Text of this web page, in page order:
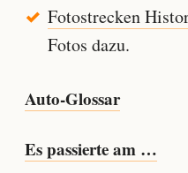
Fotostrecken
Fotos dazu.
Auto-Glossar
Es passierte am …